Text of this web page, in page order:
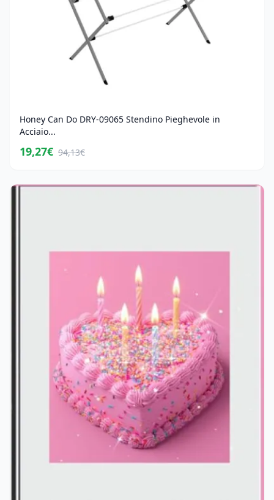
Honey Can Do DRY-09065 Stendino Pieghevole in
Acciaio...
19,27€ 94,13€